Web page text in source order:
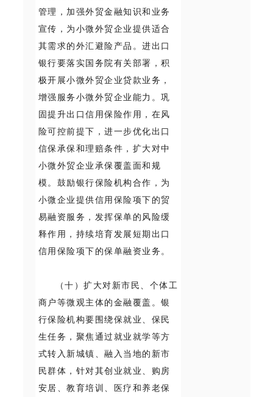
管理，加强外贸金融知识和业务
宣传，为小微外贸企业提供适合
其需求的外汇避险产品。进出口
银行要落实国务院有关部署，积
极开展小微外贸企业贷款业务，
增强服务小微外贸企业能力。巩
固提升出口信用保险作用，在风
险可控前提下，进一步优化出口
信保承保和理赔条件，扩大对中
小微外贸企业承保覆盖面和规
模。鼓励银行保险机构合作，为
小微企业提供信用保险项下的贸
易融资服务，发挥保单的风险缓
释作用，持续培育发展短期出口
信用保险项下的保单融资业务。
（十）扩大对新市民、个体工
商户等微观主体的金融覆盖。银
行保险机构要围绕保就业、保民
生任务，聚焦通过就业就学等方
式转入新城镇、融入当地的新市
民群体，针对其创业就业、购房
安居、教育培训、医疗和养老保